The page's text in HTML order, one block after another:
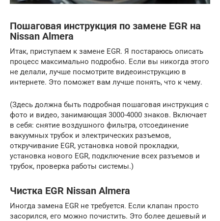
Пошаговая инструкция по замене EGR на
Nissan Almera
Итак, приступаем к замене EGR. Я постараюсь описать
процесс максимально подробно. Если вы никогда этого
не делали, лучше посмотрите видеоинструкцию в
интернете. Это поможет вам лучше понять, что к чему.
(Здесь должна быть подробная пошаговая инструкция с
фото и видео, занимающая 3000-4000 знаков. Включает
в себя: снятие воздушного фильтра, отсоединение
вакуумных трубок и электрических разъемов,
откручивание EGR, установка новой прокладки,
установка нового EGR, подключение всех разъемов и
трубок, проверка работы системы.)
Чистка EGR Nissan Almera
Иногда замена EGR не требуется. Если клапан просто
засорился, его можно почистить. Это более дешевый и